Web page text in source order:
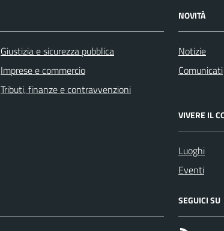
Giustizia e sicurezza pubblica
Imprese e commercio
Tributi, finanze e contravvenzioni
NOVITÀ
Notizie
Comunicati
VIVERE IL
Luoghi
Eventi
SEGUICI SU